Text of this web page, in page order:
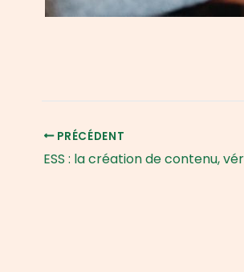
PRÉCÉDENT
ESS : la création de contenu,